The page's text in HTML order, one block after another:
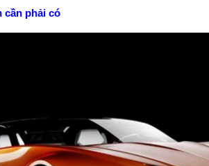
cần phải có